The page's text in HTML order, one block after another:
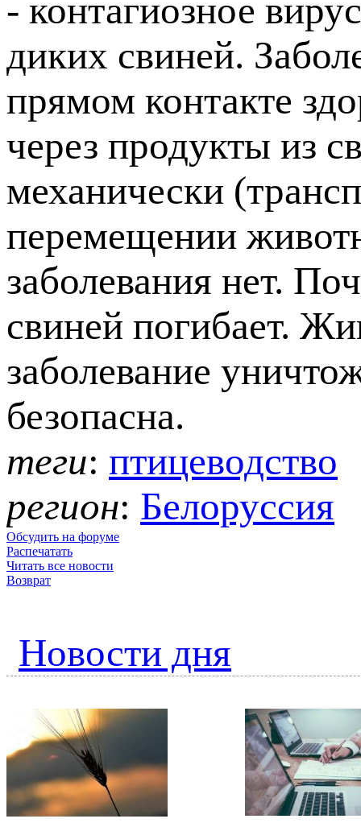
- контагиозное
диких свиней.
прямом контакте
через продукты из
механически
перемещении
заболевания нет.
свиней погибает.
заболевание
безопасна.
теги: птицеводство
регион: Белоруссия
Обсудить на форуме
Распечатать
Читать все новости
Возврат
Новости дня